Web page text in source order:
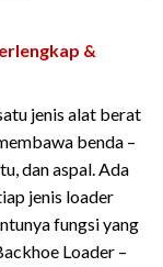
&
jenis alat berat
benda –
dan aspal. Ada
jenis loader
fungsi yang
Loader –